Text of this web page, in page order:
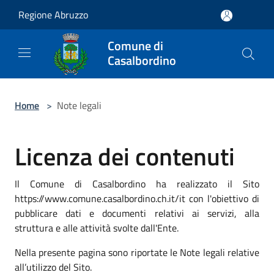
Regione Abruzzo
Comune di
Casalbordino
Home > Note legali
Licenza dei contenuti
Il Comune di Casalbordino ha realizzato il Sito
https://www.comune.casalbordino.ch.it/it con l'obiettivo di
pubblicare dati e documenti relativi ai servizi, alla
struttura e alle attività svolte dall'Ente.
Nella presente pagina sono riportate le Note legali relative
all’utilizzo del Sito.